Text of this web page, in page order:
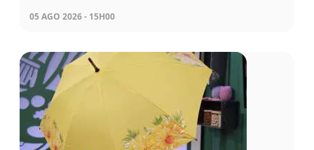
05 AGO 2026 - 15H00